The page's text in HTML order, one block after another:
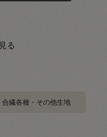
る
合繊各種・その他生地